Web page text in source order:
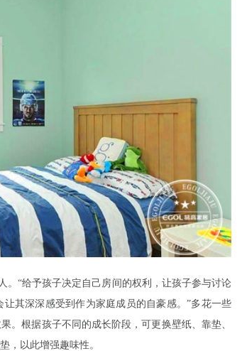
。“给予孩子决定自己房间的权利，让孩子参与讨论
其深深感受到作为家庭成员的自豪感。”多花一些
。根据孩子不同的成长阶段，可更换壁纸、靠垫、
，以此增强趣味性。